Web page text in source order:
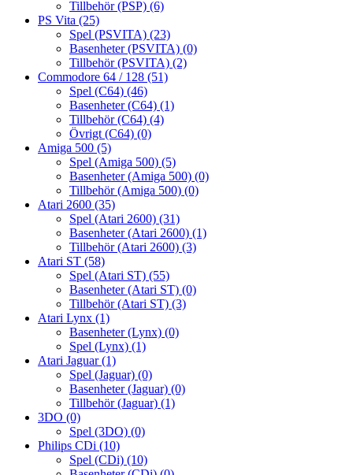
Tillbehör (PSP) (6)
PS Vita (25)
Spel (PSVITA) (23)
Basenheter (PSVITA) (0)
Tillbehör (PSVITA) (2)
Commodore 64 / 128 (51)
Spel (C64) (46)
Basenheter (C64) (1)
Tillbehör (C64) (4)
Övrigt (C64) (0)
Amiga 500 (5)
Spel (Amiga 500) (5)
Basenheter (Amiga 500) (0)
Tillbehör (Amiga 500) (0)
Atari 2600 (35)
Spel (Atari 2600) (31)
Basenheter (Atari 2600) (1)
Tillbehör (Atari 2600) (3)
Atari ST (58)
Spel (Atari ST) (55)
Basenheter (Atari ST) (0)
Tillbehör (Atari ST) (3)
Atari Lynx (1)
Basenheter (Lynx) (0)
Spel (Lynx) (1)
Atari Jaguar(1)
Spel (Jaguar) (0)
Basenheter (Jaguar) (0)
Tillbehör (Jaguar) (1)
3DO (0)
Spel (3DO) (0)
Philips CDi (10)
Spel (CDi) (10)